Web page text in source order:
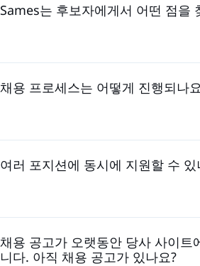
Sames는 후보자에게서 어떤 점을
찾고 있습니다.
채용 프로세스는 어떻게 진행되나
여러 포지션에 동시에 지원할 수 있
다. 채용 공고를 살펴보고 여러분의 야
채용 공고가 오랫동안 당사 사이트
니다. 아직 채용 공고가 있나요?